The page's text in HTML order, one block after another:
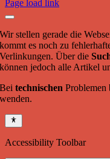
Page load link
Wir stellen gerade die
kommt es noch zu
Verlinkungen. Über die
können jedoch alle Artikel
Beitechnischen
wenden.
Accessibility Toolbar